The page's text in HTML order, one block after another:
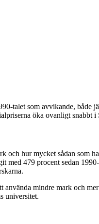
talet som avvikande, både
öka ovanligt snabbt i
och hur mycket sådan som
med 479 procent sedan
mindre mark och
universitet.